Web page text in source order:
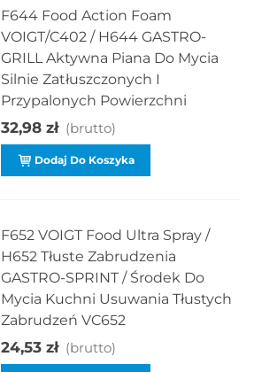
F644 Food Action Foam
VOIGT/C402 / H644 GASTRO-
GRILL Aktywna Piana Do Mycia
Silnie Zatłuszczonych I
Przypalonych Powierzchni
32,98 zł (brutto)
Dodaj Do Koszyka
F652 VOIGT Food Ultra Spray /
H652 Tłuste Zabrudzenia
GASTRO-SPRINT / Środek Do
Mycia Kuchni Usuwania Tłustych
Zabrudzeń VC652
24,53 zł (brutto)